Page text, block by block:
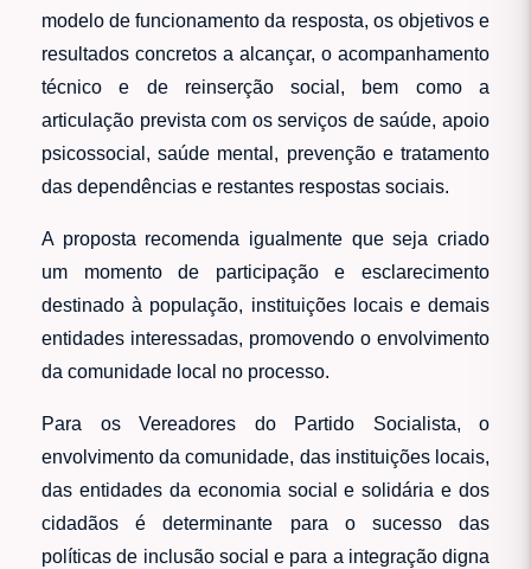
modelo de funcionamento da resposta, os objetivos e
resultados concretos a alcançar, o acompanhamento
técnico e de reinserção social, bem como a
articulação prevista com os serviços de saúde, apoio
psicossocial, saúde mental, prevenção e tratamento
das dependências e restantes respostas sociais.
A proposta recomenda igualmente que seja criado
um momento de participação e esclarecimento
destinado à população, instituições locais e demais
entidades interessadas, promovendo o envolvimento
da comunidade local no processo.
Para os Vereadores do Partido Socialista, o
envolvimento da comunidade, das instituições locais,
das entidades da economia social e solidária e dos
cidadãos é determinante para o sucesso das
políticas de inclusão social e para a integração digna